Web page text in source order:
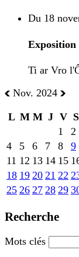
Du 18
Exposition
Ti ar Vro
Nov. 2024
L M M J V S
1
2
4
5 6 7 8 9
11 12 13 14 15
18 19 20 21 22
25 26 27 28 29
Recherche
Mots clés